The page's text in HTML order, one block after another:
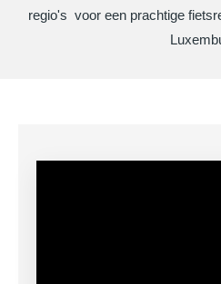
regio's voor een prachtige